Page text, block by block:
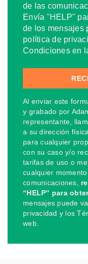
de las
Envía "HELP"
de los mensajes
política de
Condiciones en
Al enviar este
y grabado por
representante,
a su dirección
para cualquier
con su caso y/o
tarifas de uso o
cualquier
comunicaciones,
“HELP” para
mensajes puede
privacidad y los
web.